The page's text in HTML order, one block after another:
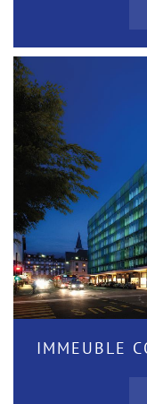
IMMEUBLE